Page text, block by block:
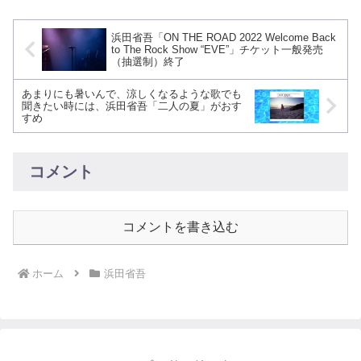
浜田省吾「ON THE ROAD 2022 Welcome Back
to The Rock Show “EVE”」チケット一般発売
（抽選制）終了
あまりにも暑いんで、涼しくなるような歌でも
聞きたい時には、浜田省吾「二人の夏」がおす
すめ
コメント
コメントを書き込む
ホーム 浜田省吾